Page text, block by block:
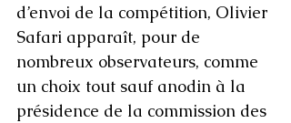
d’envoi de la compétition, Olivier
Safari apparaît, pour de
nombreux observateurs, comme
un choix tout sauf anodin à la
présidence de la commission des